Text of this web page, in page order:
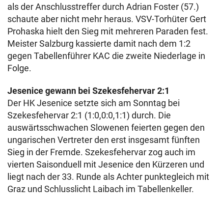
als der Anschlusstreffer durch Adrian Foster (57.)
schaute aber nicht mehr heraus. VSV-Torhüter Gert
Prohaska hielt den Sieg mit mehreren Paraden fest.
Meister Salzburg kassierte damit nach dem 1:2
gegen Tabellenführer KAC die zweite Niederlage in
Folge.
Jesenice gewann bei Szekesfehervar 2:1
Der HK Jesenice setzte sich am Sonntag bei
Szekesfehervar 2:1 (1:0,0:0,1:1) durch. Die
auswärtsschwachen Slowenen feierten gegen den
ungarischen Vertreter den erst insgesamt fünften
Sieg in der Fremde. Szekesfehervar zog auch im
vierten Saisonduell mit Jesenice den Kürzeren und
liegt nach der 33. Runde als Achter punktegleich mit
Graz und Schlusslicht Laibach im Tabellenkeller.